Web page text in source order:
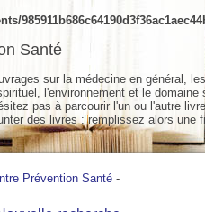
Prévention Santé -
Santé
sur la médecine en général,
l'environnement et le
pas à parcourir l'un ou l'autre
des livres : remplissez alors une